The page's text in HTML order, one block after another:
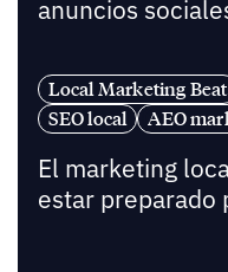
anuncios
Local Marketing Beat
SEO local
AEO
El marketing
estar preparado